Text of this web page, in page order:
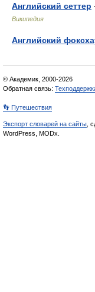
Английский сеттер
Википедия
Английский
© Академик, 2000-2026
Обратная связь:
👣 Путешествия
Экспорт словарей на сайты ,
WordPress, MODx.